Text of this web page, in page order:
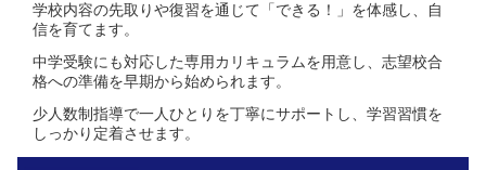
学校内容の先取りや復習を通じて「できる！」を体感し、自
信を育てます。
中学受験にも対応した専用カリキュラムを用意し、志望校合
格への準備を早期から始められます。
少人数制指導で一人ひとりを丁寧にサポートし、学習習慣を
しっかり定着させます。